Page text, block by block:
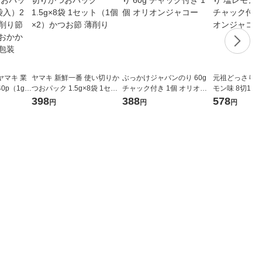
マキ 業
（1g×
ヤマキ 新鮮一番 使い切りか
つおパック 1.5g×8袋 1セッ
ト（1個×2）かつお節 薄削
398円
ぶっかけジャバンのり 60g
チャック付き 1個 オリオン
ジャコー
388円
元祖どっさり
モン味 8切100
き 1個 オリオ
578円